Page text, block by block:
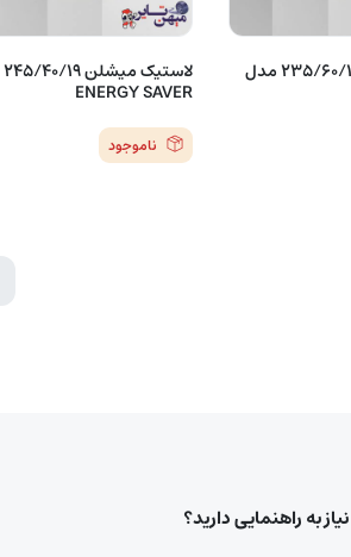
لاستیک میشلن 235/60/16 مدل
ENERGY SAVER
ناموجود
نیاز به راهنمایی دارید؟